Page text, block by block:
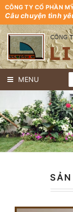
CÔNG TY CỔ PHẦN
Câu chuyện tình
MENU